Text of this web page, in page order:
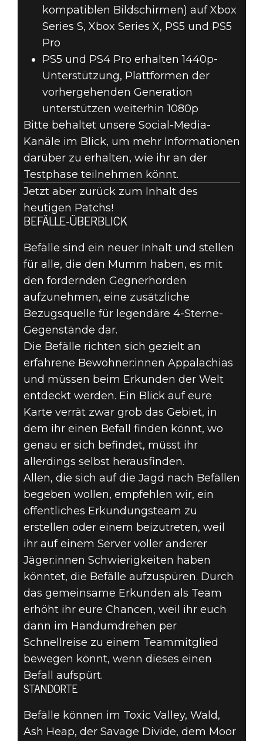
kompatiblen Bildschirmen) auf Xbox
Series S, Xbox Series X, PS5 und PS5
Pro
PS5 und PS4 Pro erhalten 1440p-
Unterstützung, Plattformen der
vorhergehenden Generation
unterstützen weiterhin 1080p
Bitte behaltet unsere Social-Media-
Kanäle im Blick, um mehr Informationen
darüber zu erhalten, wie ihr an der
Testphase teilnehmen könnt.
Jetzt aber zurück zum Inhalt des
heutigen Patchs!
BEFÄLLE-ÜBERBLICK
Befälle sind ein neuer Inhalt und stellen
für alle, die den Mumm haben, es mit
den fordernden Gegnerhorden
aufzunehmen, eine zusätzliche
Bezugsquelle für legendäre 4-Sterne-
Gegenstände dar.
Die Befälle richten sich gezielt an
erfahrene Bewohner:innen Appalachias
und müssen beim Erkunden der Welt
entdeckt werden. Ein Blick auf eure
Karte verrät zwar grob das Gebiet, in
dem ihr einen Befall finden könnt, wo
genau er sich befindet, müsst ihr
allerdings selbst herausfinden.
Allen, die sich auf die Jagd nach Befällen
begeben wollen, empfehlen wir, ein
öffentliches Erkundungsteam zu
erstellen oder einem beizutreten, weil
ihr auf einem Server voller anderer
Jäger:innen Schwierigkeiten haben
könntet, die Befälle aufzuspüren. Durch
das gemeinsame Erkunden als Team
erhöht ihr eure Chancen, weil ihr euch
dann im Handumdrehen per
Schnellreise zu einem Teammitglied
bewegen könnt, wenn dieses einen
Befall aufspürt.
STANDORTE
Befälle können im Toxic Valley, Wald,
Ash Heap, der Savage Divide, dem Moor